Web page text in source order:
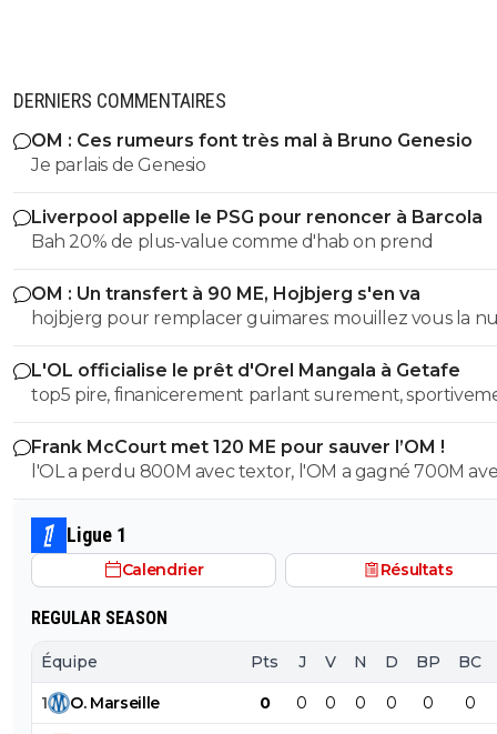
DERNIERS COMMENTAIRES
OM : Ces rumeurs font très mal à Bruno Genesio
Je parlais de Genesio
Liverpool appelle le PSG pour renoncer à Barcola
Bah 20% de plus-value comme d'hab on prend
OM : Un transfert à 90 ME, Hojbjerg s'en va
hojbjerg pour remplacer guimares: mouillez vous la
avant quand même
L'OL officialise le prêt d'Orel Mangala à Getafe
top5 pire, finanicerement parlant surement,
parlant on a eu des casseroles bien pire
Frank McCourt met 120 ME pour sauver l’OM !
l'OL a perdu 800M avec textor, l'OM a gagné 700M
court , et ils sont dans la même merde financiere...
Ligue 1
Calendrier Résultats
REGULAR SEASON
Équipe Pts J V N D BP BC
1 O. Marseille 0 0 0 0 0 0 0